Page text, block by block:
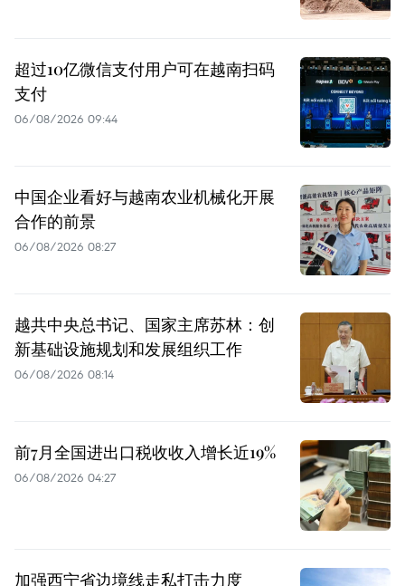
超过10亿微信支付用户可在越南扫码
支付
06/08/2026 09:44
中国企业看好与越南农业机械化开展
合作的前景
06/08/2026 08:27
越共中央总书记、国家主席苏林：创
新基础设施规划和发展组织工作
06/08/2026 08:14
前7月全国进出口税收收入增长近19%
06/08/2026 04:27
加强西宁省边境线走私打击力度